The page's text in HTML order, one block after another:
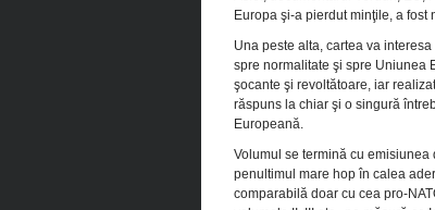
Europa şi-a pierdut minţile, a
Una peste alta, cartea va
spre normalitate şi spre Uniunea
şocante şi revoltătoare, iar
răspuns la chiar şi o singură
Europeană.
Volumul se termină cu
penultimul mare hop în calea
comparabilă doar cu cea pro-